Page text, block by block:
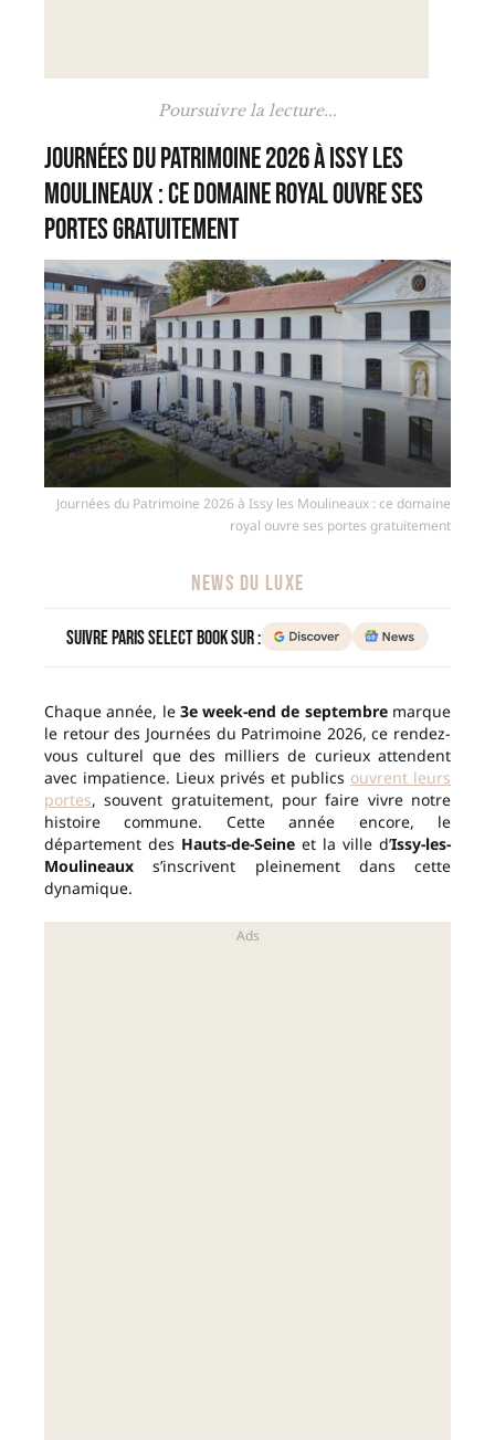
Poursuivre la lecture...
Journées du Patrimoine 2026 à Issy les
Moulineaux : ce domaine royal ouvre ses
portes gratuitement
Journées du Patrimoine 2026 à Issy les Moulineaux : ce domaine
royal ouvre ses portes gratuitement
NEWS DU LUXE
Suivre Paris Select Book sur :
Chaque année, le 3e week-end de septembremarque
le retour des Journées du Patrimoine 2026, ce rendez-
vous culturel que des milliers de curieux attendent
avec impatience. Lieux privés et publics ouvrent leurs
portes, souvent gratuitement, pour faire vivre notre
histoire commune. Cette année encore, le
département des Hauts-de-Seine et la ville d’Issy-les-
Moulineaux s’inscrivent pleinement dans cette
dynamique.